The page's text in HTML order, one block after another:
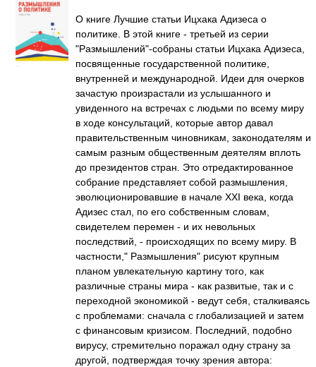
О книге Лучшие статьи Ицхака Адизеса о
политике. В этой книге - третьей из серии
"Размышлений"-собраны статьи Ицхака Адизеса,
посвященные государственной политике,
внутренней и международной. Идеи для очерков
зачастую произрастали из услышанного и
увиденного на встречах с людьми по всему миру
в ходе консультаций, которые автор давал
правительственным чиновникам, законодателям и
самым разным общественным деятелям вплоть
до президентов стран. Это отредактированное
собрание представляет собой размышления,
эволюционировавшие в начале XXI века, когда
Адизес стал, по его собственным словам,
свидетелем перемен - и их невольных
последствий, - происходящих по всему миру. В
частности," Размышления" рисуют крупным
планом увлекательную картину того, как
различные страны мира - как развитые, так и с
переходной экономикой - ведут себя, сталкиваясь
с проблемами: сначала с глобализацией и затем
с финансовым кризисом. Последний, подобно
вирусу, стремительно поражал одну страну за
другой, подтверждая точку зрения автора: